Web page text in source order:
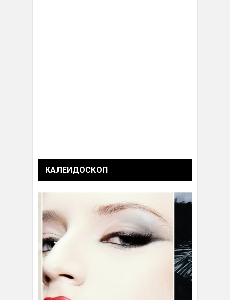
КАЛЕИДОСКОП